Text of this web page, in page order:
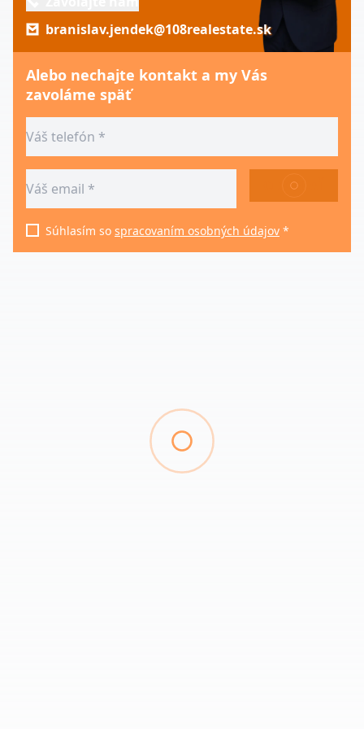
branislav.jendek@108realestate.sk
Alebo nechajte kontakt a my Vás
zavoláme späť
ODOSLAŤ
Súhlasím so spracovaním osobných údajov *